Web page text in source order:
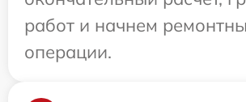
работ и начнем
операции.